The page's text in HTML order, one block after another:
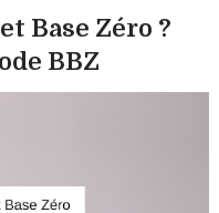
Base Zéro ?
BBZ